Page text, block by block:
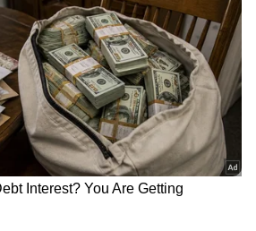
കിട്ടിയില്ല;
ഷോ മാറ്റി വെച്ചു,